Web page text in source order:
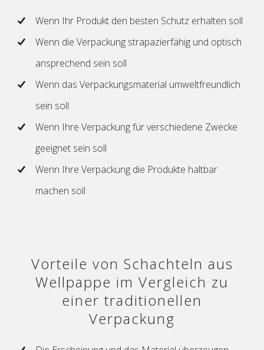
Wenn Ihr Produkt den besten Schutz erhalten soll
Wenn die Verpackung strapazierfähig und optisch
ansprechend sein soll
Wenn das Verpackungsmaterial umweltfreundlich
sein soll
Wenn Ihre Verpackung für verschiedene Zwecke
geeignet sein soll
Wenn Ihre Verpackung die Produkte haltbar
machen soll
Vorteile von Schachteln aus
Wellpappe im Vergleich zu
einer traditionellen
Verpackung